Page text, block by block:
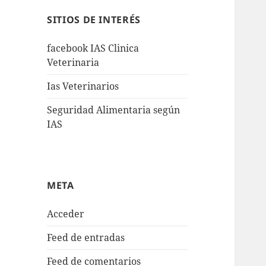
SITIOS DE INTERÉS
facebook IAS Clinica
Veterinaria
Ias Veterinarios
Seguridad Alimentaria según
IAS
META
Acceder
Feed de entradas
Feed de comentarios